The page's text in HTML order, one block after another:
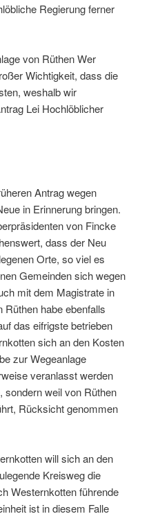
Regierung ferner
von Rüthen Wer
Wichtigkeit, dass die
weshalb wir
Lei Hochlöblicher
Antrag wegen
in Erinnerung bringen.
von Fincke
dass der Neu
Orte, so viel es
Gemeinden sich wegen
mit dem Magistrate in
habe ebenfalls
das eifrigste betrieben
sich an den Kosten
zur Wegeanlage
veranlasst werden
sondern weil von Rüthen
Rücksicht genommen
will sich an den
Kreisweg die
Westernkotten führende
ist in diesem Falle